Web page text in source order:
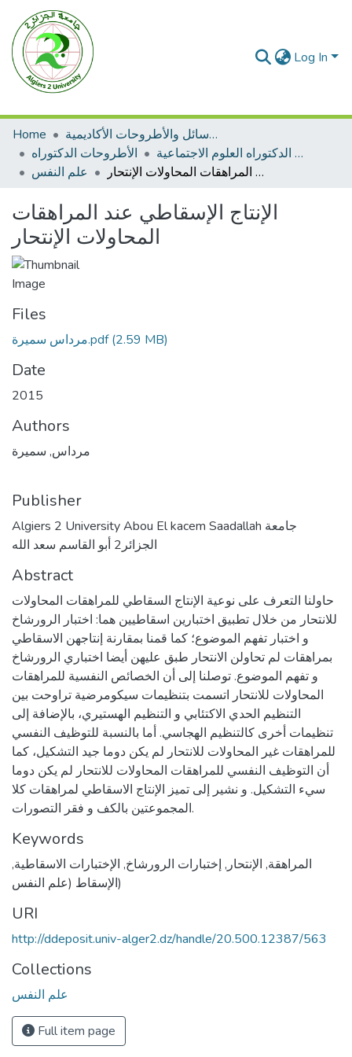
Log In
Home
الرسائل والأطروحات الأكاديمية
الأطروحات الدكتوراه
الأطروحات الدكتوراه العلوم الاجتماعية
علم النفس
الإنتاج الإسقاطي عند المراهقات المحاولات الإنتحار
الإنتاج الإسقاطي عند المراهقات
المحاولات الإنتحار
Files
مرداس سميرة.pdf(2.59 MB)
Date
2015
Authors
مرداس, سميرة
Publisher
Algiers 2 University Abou El kacem Saadallah جامعة
الجزائر2 أبو القاسم سعد الله
Abstract
حاولنا التعرف على نوعية الإنتاج السقاطي للمراهقات المحاولات
للانتحار من خلال تطبيق اختبارين اسقاطيين هما: اختبار الرورشاخ
و اختبار تفهم الموضوع؛ كما قمنا بمقارنة إنتاجهن الاسقاطي
بمراهقات لم تحاولن الانتحار طبق عليهن أيضا اختباري الرورشاخ
و تفهم الموضوع. توصلنا إلى أن الخصائص النفسية للمراهقات
المحاولات للانتحار اتسمت بتنظيمات سيكومرضية تراوحت بين
التنظيم الحدي الاكتئابي و التنظيم الهستيري، بالإضافة إلى
تنظيمات أخرى كالتنظيم الهجاسي. أما بالنسبة للتوظيف النفسي
للمراهقات غير المحاولات للانتحار لم يكن دوما جيد التشكيل، كما
أن التوظيف النفسي للمراهقات المحاولات للانتحار لم يكن دوما
سيء التشكيل. و نشير إلى تميز الإنتاج الاسقاطي لمراهقات كلا
المجموعتين بالكف و فقر التصورات.
Keywords
المراهقة, الإنتحار ,إختبارات الرورشاخ, الإختبارات الاسقاطية,
(الإسقاط (علم النفس
URI
http://ddeposit.univ-alger2.dz/handle/20.500.12387/563
Collections
علم النفس
Full item page